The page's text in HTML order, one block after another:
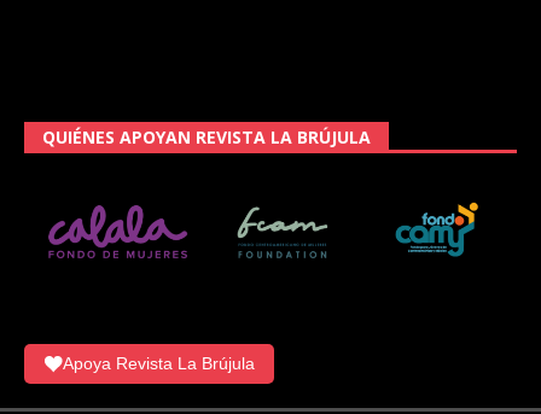
QUIÉNES APOYAN REVISTA LA BRÚJULA
Apoya Revista La Brújula